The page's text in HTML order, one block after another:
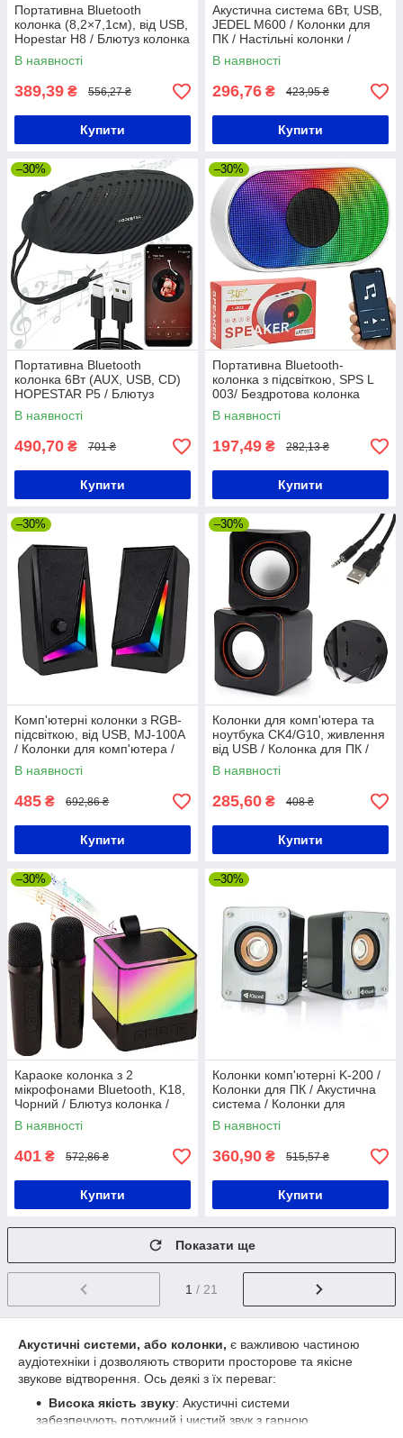
Портативна Bluetooth
колонка (8,2×7,1см), від USB,
Hopestar H8 / Блютуз колонка
/ Безпровідна колонка
В наявності
389,39 ₴ 556,27 ₴
Купити
Акустична система 6Вт, USB,
JEDEL M600 / Колонки для
ПК / Настільні колонки /
Колонки для комп'ютера
В наявності
296,76 ₴ 423,95 ₴
Купити
–30%
Портативна Bluetooth
колонка 6Вт (AUX, USB, CD)
HOPESTAR P5 / Блютуз
колонка / Музична колонка
блютуз
В наявності
490,70 ₴ 701 ₴
Купити
–30%
Портативна Bluetooth-
колонка з підсвіткою, SPS L
003/ Бездротова колонка
блютуз/Мобільна колонка
В наявності
197,49 ₴ 282,13 ₴
Купити
–30%
Комп'ютерні колонки з RGB-
підсвіткою, від USB, MJ-100A
/ Колонки для комп'ютера /
Настільні колонки
В наявності
485 ₴ 692,86 ₴
Купити
–30%
Колонки для комп'ютера та
ноутбука CK4/G10, живлення
від USB / Колонка для ПК /
Комп'ютерні колонки
В наявності
285,60 ₴ 408 ₴
Купити
–30%
Караоке колонка з 2
мікрофонами Bluetooth, K18,
Чорний / Блютуз колонка /
Портативна колонка
В наявності
401 ₴ 572,86 ₴
Купити
–30%
Колонки комп'ютерні K-200 /
Колонки для ПК / Акустична
система / Колонки для
ноутбука
В наявності
360,90 ₴ 515,57 ₴
Купити
Показати ще
1 / 21
Акустичні системи, або колонки, є важливою частиною
аудіотехніки і дозволяють створити просторове та якісне
звукове відтворення. Ось деякі з їх переваг:
Висока якість звуку: Акустичні системи
забезпечують потужний і чистий звук з гарною